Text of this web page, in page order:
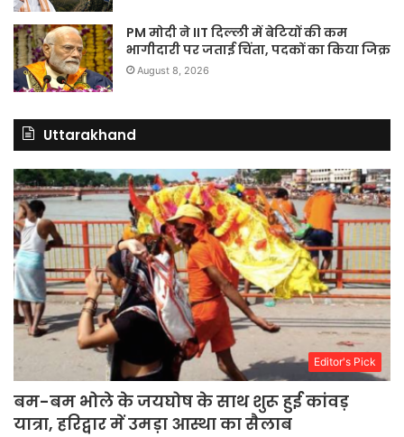
PM मोदी ने IIT दिल्ली में बेटियों की कम
भागीदारी पर जताई चिंता, पदकों का किया जिक्र
August 8, 2026
Uttarakhand
Editor's Pick
बम-बम भोले के जयघोष के साथ शुरू हुई कांवड़
यात्रा, हरिद्वार में उमड़ा आस्था का सैलाब